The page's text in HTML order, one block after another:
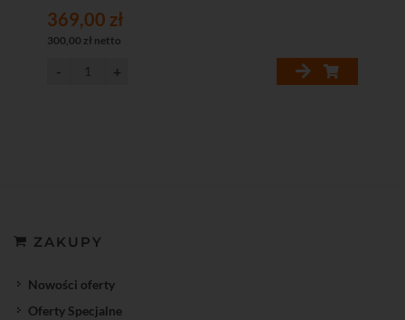
369,00 zł
300,00 zł netto
ZAKUPY
Nowości oferty
Oferty Specjalne